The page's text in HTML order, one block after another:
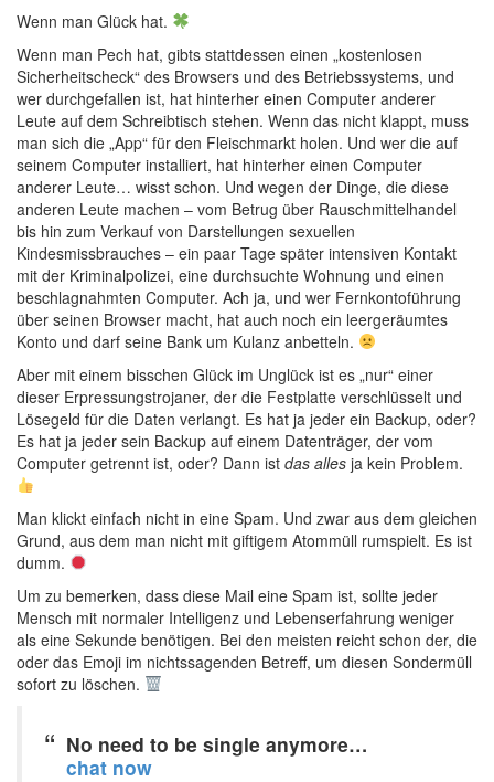
Wenn man Glück hat.
Wenn man Pech hat, gibts stattdessen einen „kostenlosen
Sicherheitscheck“ des Browsers und des Betriebssystems, und
wer durchgefallen ist, hat hinterher einen Computer anderer
Leute auf dem Schreibtisch stehen. Wenn das nicht klappt, muss
man sich die „App“ für den Fleischmarkt holen. Und wer die auf
seinem Computer installiert, hat hinterher einen Computer
anderer Leute… wisst schon. Und wegen der Dinge, die diese
anderen Leute machen – vom Betrug über Rauschmittelhandel
bis hin zum Verkauf von Darstellungen sexuellen
Kindesmissbrauches – ein paar Tage später intensiven Kontakt
mit der Kriminalpolizei, eine durchsuchte Wohnung und einen
beschlagnahmten Computer. Ach ja, und wer Fernkontoführung
über seinen Browser macht, hat auch noch ein leergeräumtes
Konto und darf seine Bank um Kulanz anbetteln.
Aber mit einem bisschen Glück im Unglück ist es „nur“ einer
dieser Erpressungstrojaner, der die Festplatte verschlüsselt und
Lösegeld für die Daten verlangt. Es hat ja jeder ein Backup, oder?
Es hat ja jeder sein Backup auf einem Datenträger, der vom
Computer getrennt ist, oder? Dann ist das alles ja kein Problem.
Man klickt einfach nicht in eine Spam. Und zwar aus dem gleichen
Grund, aus dem man nicht mit giftigem Atommüll rumspielt. Es ist
dumm.
Um zu bemerken, dass diese Mail eine Spam ist, sollte jeder
Mensch mit normaler Intelligenz und Lebenserfahrung weniger
als eine Sekunde benötigen. Bei den meisten reicht schon der, die
oder das Emoji im nichtssagenden Betreff, um diesen Sondermüll
sofort zu löschen.
No need to be single anymore…
chat now